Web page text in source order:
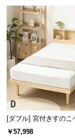
お
客
サ
ポ
お
防塵・防水性
水汚れが心配
保護における
[ダブル] 宮付きすのこ
ミアムマットレス付き
￥57,998